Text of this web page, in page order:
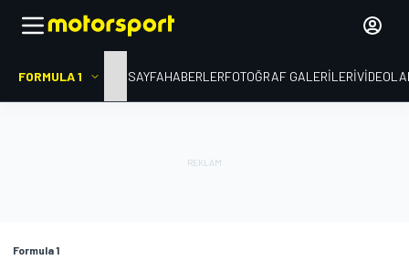
FORMULA 1 ANA SAYFAHABERLERFOTOĞRAF GALERILERI
Formula 1